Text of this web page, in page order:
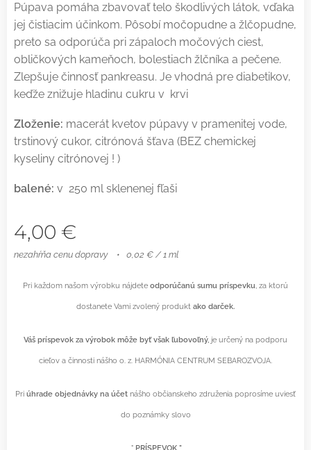
Púpava pomáha zbavovať telo škodlivých látok, vďaka
jej čistiacim účinkom. Pôsobí močopudne a žlčopudne,
preto sa odporúča pri zápaloch močových ciest,
obličkových kameňoch, bolestiach žlčníka a pečene.
Zlepšuje činnosť pankreasu. Je vhodná pre diabetikov,
keďže znižuje hladinu cukru v krvi
Zloženie: macerát kvetov púpavy v pramenitej vode,
trstinový cukor, citrónová šťava (BEZ chemickej
kyseliny citrónovej ! )
balené: v 250 ml sklenenej fľaši
4,00 €
nezahŕňa cenu dopravy 0,02 € / 1 ml
Pri každom našom výrobku nájdete odporúčanú sumu príspevku, za ktorú
dostanete Vami zvolený produkt ako darček.
Váš príspevok za výrobok môže byť však ľubovoľný, je určený na podporu
cieľov a činnosti nášho o. z. HARMÓNIA CENTRUM SEBAROZVOJA.
Pri úhrade objednávky na účet nášho občianskeho združenia poprosíme uviesť
do poznámky slovo